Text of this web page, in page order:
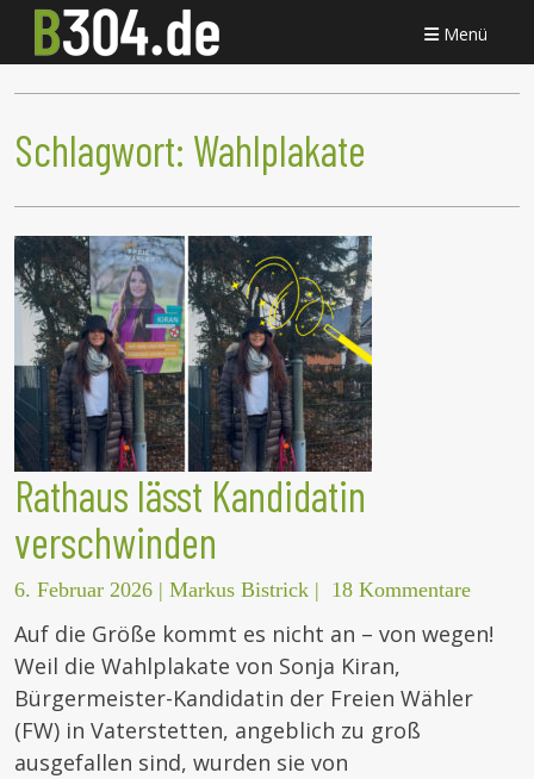
Menü
Schlagwort: Wahlplakate
Rathaus lässt Kandidatin
verschwinden
6. Februar 2026 | Markus Bistrick | 18 Kommentare
Auf die Größe kommt es nicht an – von wegen!
Weil die Wahlplakate von Sonja Kiran,
Bürgermeister-Kandidatin der Freien Wähler
(FW) in Vaterstetten, angeblich zu groß
ausgefallen sind, wurden sie von